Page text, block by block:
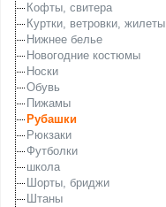
Кофты, свитера
Куртки, ветровки, жилеты
Нижнее белье
Новогодние костюмы
Носки
Обувь
Пижамы
Рубашки
Рюкзаки
Футболки
школа
Шорты, бриджи
Штаны